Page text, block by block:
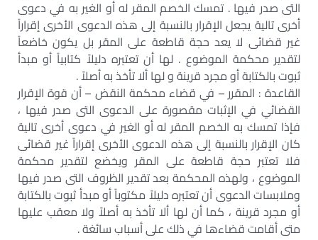
التى صدر فيها . تمسك الخصم المقر له أو الغير به في دعوى
أخرى تالية يجعل الإقرار بالنسبة إلى هذه الدعوى الأخرى إقراراً
غير قضائى لا يعد حجة قاطعة على المقر بل يكون خاضعاً
لتقدير محكمة الموضوع . لها أن تعتبره دليلاً كتابياً أو مبدأ
ثبوت بالكتابة أو مجرد قرينة و لها ألا تأخذ به أصلاً .
القاعدة : المقرر – في قضاء محكمة النقض – أن قوة الإقرار
القضائي في الإثبات مقصورة على الدعوى التى صدر فيها ،
فإذا تمسك به الخصم المقر له أو الغير في دعوى أخرى تالية
كان الإقرار بالنسبة إلى هذه الدعوى الأخرى إقراراً غير قضائى
فلا تعتبر حجة قاطعة على المقر ويخضع لتقدير محكمة
الموضوع ، ولهذه المحكمة بعد تقدير الظروف التى صدر فيها
وملابسات الدعوى أن تعتبره دليلاً مكتوباً أو مبدأ ثبوت بالكتابة
أو مجرد قرينة ، كما أن لها ألا تأخذ به أصلاً ولا معقب عليها
متى أقامت قضاءها في ذلك على أسباب سائغة .